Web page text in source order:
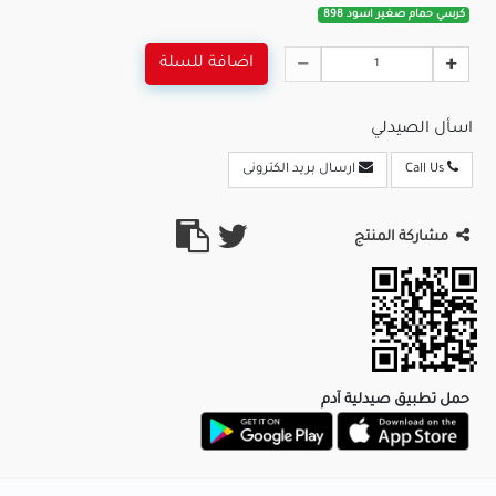
كرسي حمام صغير اسود 898
اضافة للسلة
اسأل الصيدلي
ارسال بريد الكترونى
مشاركة المنتج
حمل تطبيق صيدلية آدم